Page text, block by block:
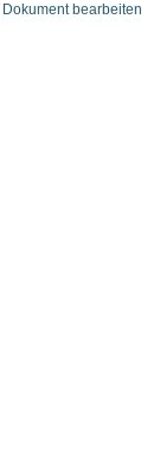
Dokument bearbeiten